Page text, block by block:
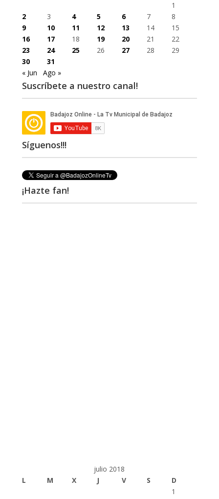
1
2
3 4 5 6 7
8
9
10 11 12 13 14
15
16
17 18 19 20 21
22
23
24 25 26 27 28
29
30
31
« Jun
Ago »
Suscríbete a nuestro canal!
Síguenos!!!
¡Hazte fan!
julio 2018
L
M X J V S
D
1